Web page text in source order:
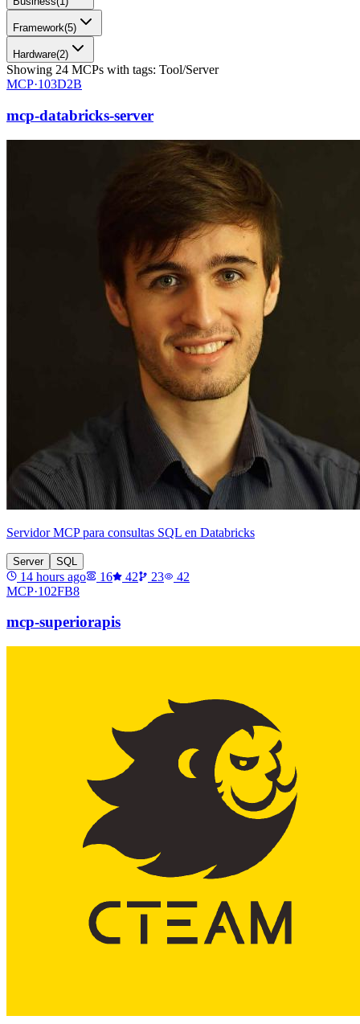
Framework(5)
Hardware(2)
Showing 24 MCPs with tags: Tool/Server
MCP·103D2B
mcp-databricks-server
Servidor MCP para consultas SQL en Databricks
Server SQL
14 hours ago 16 42 23
42
MCP·102FB8
mcp-superiorapis